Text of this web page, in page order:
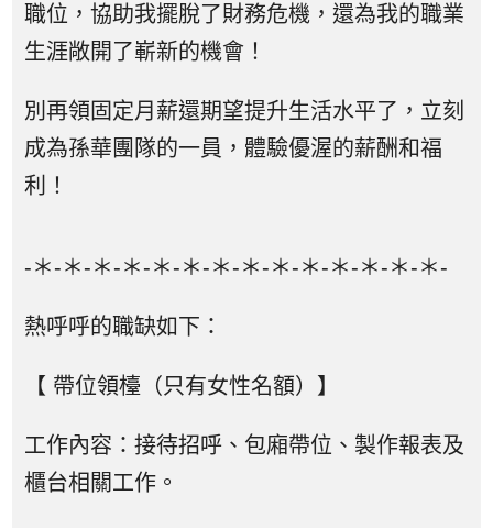
職位，協助我擺脫了財務危機，還為我的職業
生涯敞開了嶄新的機會！
別再領固定月薪還期望提升生活水平了，立刻
成為孫華團隊的一員，體驗優渥的薪酬和福
利！
-＊-＊-＊-＊-＊-＊-＊-＊-＊-＊-＊-＊-＊-＊-
熱呼呼的職缺如下：
【 帶位領檯（只有女性名額）】
工作內容：接待招呼、包廂帶位、製作報表及
櫃台相關工作。